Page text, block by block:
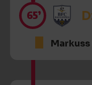
65’